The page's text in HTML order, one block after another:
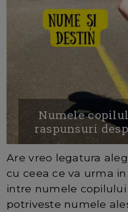
Numele
raspunsuri
Are vreo legatura
cu ceea ce va urma
intre numele copilului
potriveste numele